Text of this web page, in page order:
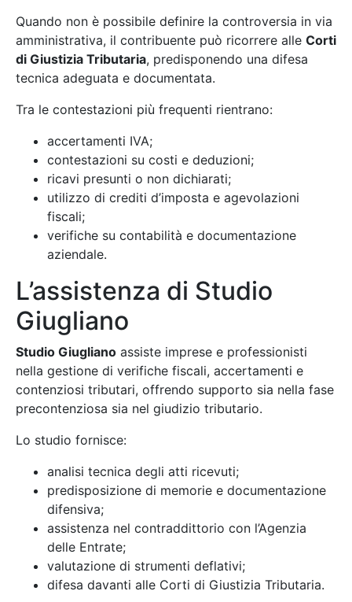
Quando non è possibile definire la controversia in via
amministrativa, il contribuente può ricorrere alle Corti
di Giustizia Tributaria, predisponendo una difesa
tecnica adeguata e documentata.
Tra le contestazioni più frequenti rientrano:
accertamenti IVA;
contestazioni su costi e deduzioni;
ricavi presunti o non dichiarati;
utilizzo di crediti d’imposta e agevolazioni
fiscali;
verifiche su contabilità e documentazione
aziendale.
L’assistenza di Studio
Giugliano
Studio Giugliano assiste imprese e professionisti
nella gestione di verifiche fiscali, accertamenti e
contenziosi tributari, offrendo supporto sia nella fase
precontenziosa sia nel giudizio tributario.
Lo studio fornisce:
analisi tecnica degli atti ricevuti;
predisposizione di memorie e documentazione
difensiva;
assistenza nel contraddittorio con l’Agenzia
delle Entrate;
valutazione di strumenti deflativi;
difesa davanti alle Corti di Giustizia Tributaria.